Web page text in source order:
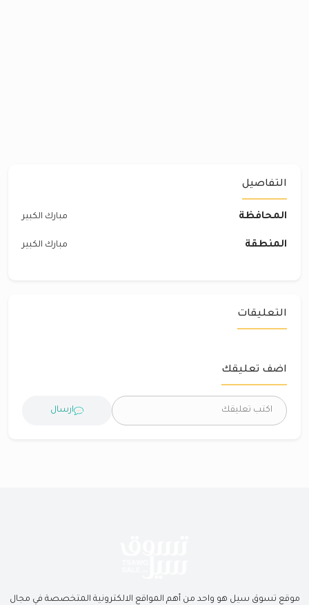
التفاصيل
المحافظة مبارك الكبير
المنطقة مبارك الكبير
التعليقات
اضف تعليقك
ارسال
موقع تسوق سيل هو واحد من أهم المواقع الالكترونية المتخصصة في مجال